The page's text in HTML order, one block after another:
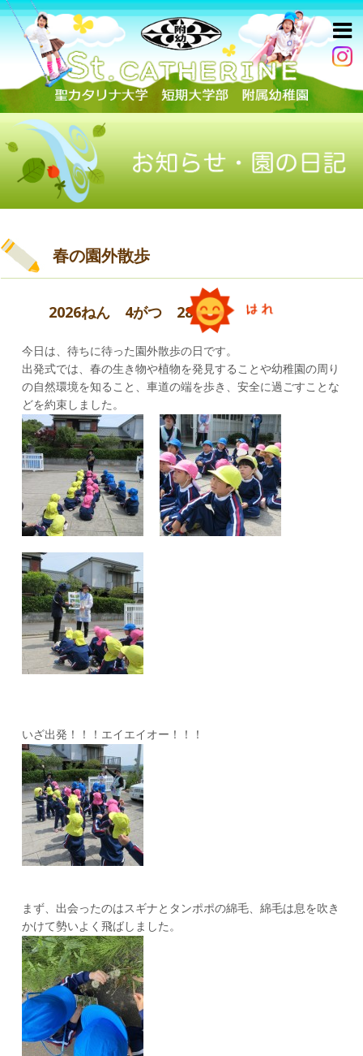
春の園外散歩
2026ねん 4がつ 28にち
今日は、待ちに待った園外散歩の日です。
出発式では、春の生き物や植物を発見することや幼稚園の周り
の自然環境を知ること、車道の端を歩き、安全に過ごすことな
どを約束しました。
いざ出発！！！エイエイオー！！！
まず、出会ったのはスギナとタンポポの綿毛、綿毛は息を吹き
かけて勢いよく飛ばしました。